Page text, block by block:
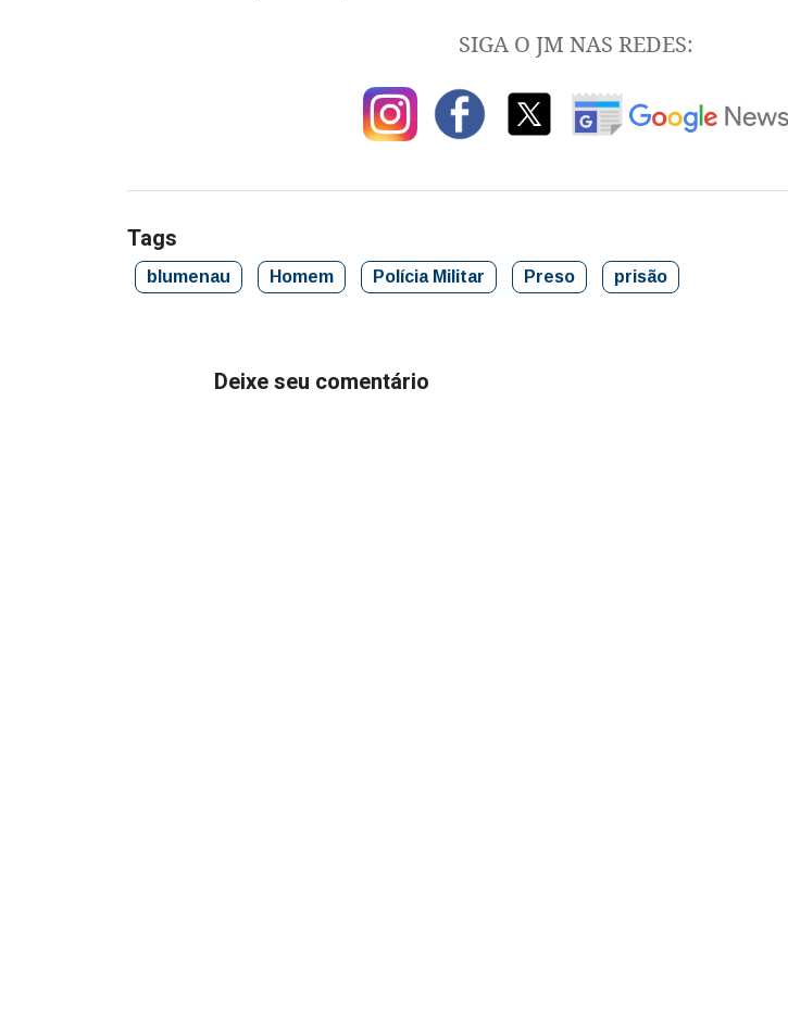
SIGA O JM NAS REDES:
Tags
blumenau Homem Polícia Militar Preso prisão
Deixe seu comentário